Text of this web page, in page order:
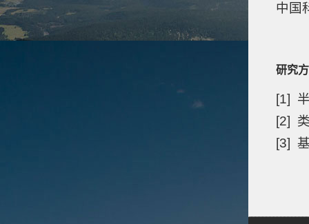
中国
研究
[1]
[2]
[3]